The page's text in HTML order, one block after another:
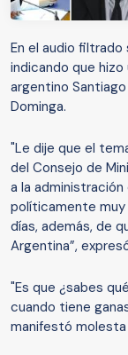
En el audio filtrado
indicando que
argentino
Dominga.
"Le dije que el
del Consejo de
a la
políticamente muy
días, además, de
Argentina”,
"Es que ¿sabes
cuando tiene
manifestó molesta